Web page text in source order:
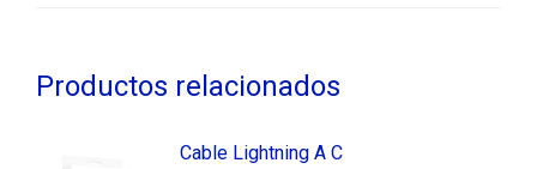
Productos relacionados
Cable Lightning A C